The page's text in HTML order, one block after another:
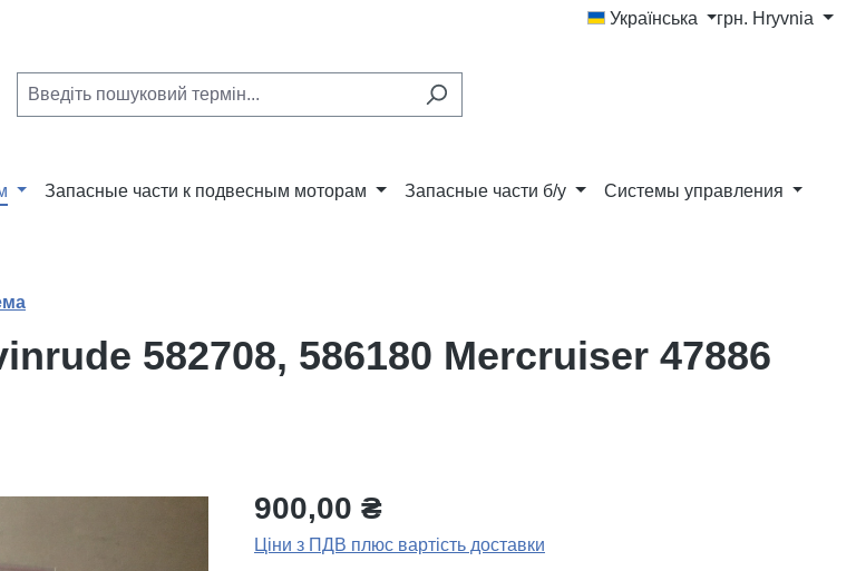
Українська грн. Hryvnia
Запасные части к подвесным моторам Запасные части б/у Системы управления
582708, 586180 Mercruiser 47886
900,00 ₴
Ціни з ПДВ плюс вартість доставки